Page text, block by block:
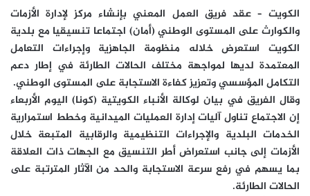
الكويت – عقد فريق العمل المعني بإنشاء مركز لإدارة الأزمات
والكوارث على المستوى الوطني (أمان) اجتماعا تنسيقيا مع بلدية
الكويت استعرض خلاله منظومة الجاهزية وإجراءات التعامل
المعتمدة لديها لمواجهة مختلف الحالات الطارئة في إطار دعم
التكامل المؤسسي وتعزيز كفاءة الاستجابة على المستوى الوطني.
وقال الفريق في بيان لوكالة الأنباء الكويتية (كونا) اليوم الأربعاء
إن الاجتماع تناول آليات إدارة العمليات الميدانية وخطط استمرارية
الخدمات البلدية والإجراءات التنظيمية والرقابية المتبعة خلال
الأزمات إلى جانب استعراض أطر التنسيق مع الجهات ذات العلاقة
بما يسهم في رفع سرعة الاستجابة والحد من الآثار المترتبة على
الحالات الطارئة.